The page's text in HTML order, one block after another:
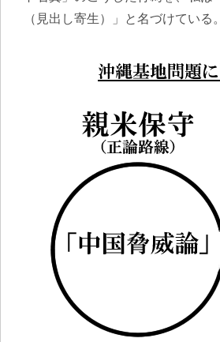
（見出し寄生）」と名づけている。